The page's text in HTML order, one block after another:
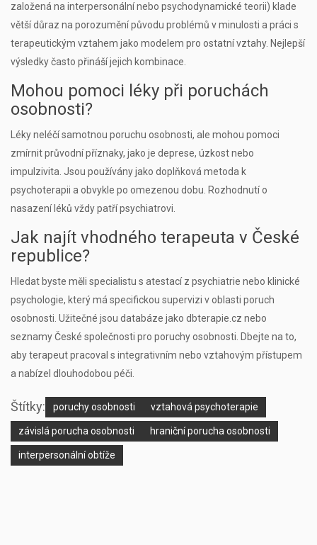
založená na interpersonální nebo psychodynamické teorii) klade
větší důraz na porozumění původu problémů v minulosti a práci s
terapeutickým vztahem jako modelem pro ostatní vztahy. Nejlepší
výsledky často přináší jejich kombinace.
Mohou pomoci léky při poruchách
osobnosti?
Léky neléčí samotnou poruchu osobnosti, ale mohou pomoci
zmírnit průvodní příznaky, jako je deprese, úzkost nebo
impulzivita. Jsou používány jako doplňková metoda k
psychoterapii a obvykle po omezenou dobu. Rozhodnutí o
nasazení léků vždy patří psychiatrovi.
Jak najít vhodného terapeuta v České
republice?
Hledat byste měli specialistu s atestací z psychiatrie nebo klinické
psychologie, který má specifickou supervizi v oblasti poruch
osobnosti. Užitečné jsou databáze jako dbterapie.cz nebo
seznamy České společnosti pro poruchy osobnosti. Dbejte na to,
aby terapeut pracoval s integrativním nebo vztahovým přístupem
a nabízel dlouhodobou péči.
Štítky: poruchy osobnosti vztahová psychoterapie
závislá porucha osobnosti hraniční porucha osobnosti
interpersonální obtíže